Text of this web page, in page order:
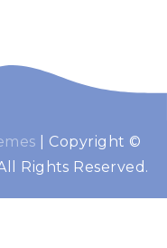
Copyright ©
Rights Reserved.